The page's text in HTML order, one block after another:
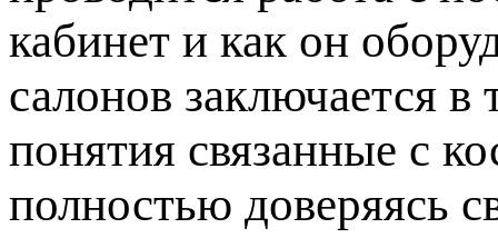
кабинет и как он
салонов заключается
понятия связанные с
полностью доверяясь